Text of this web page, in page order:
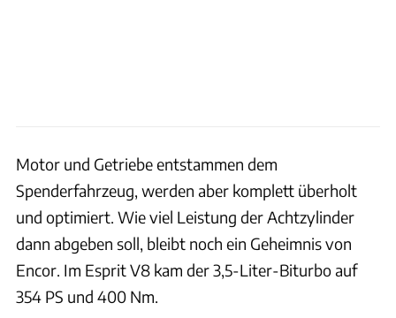
Motor und Getriebe entstammen dem
Spenderfahrzeug, werden aber komplett überholt
und optimiert. Wie viel Leistung der Achtzylinder
dann abgeben soll, bleibt noch ein Geheimnis von
Encor. Im Esprit V8 kam der 3,5-Liter-Biturbo auf
354 PS und 400 Nm.